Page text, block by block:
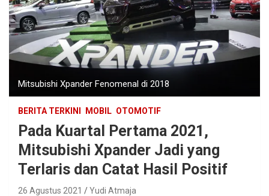
Mitsubishi Xpander Fenomenal di 2018
BERITA TERKINI MOBIL OTOMOTIF
Pada Kuartal Pertama 2021,
Mitsubishi Xpander Jadi yang
Terlaris dan Catat Hasil Positif
26 Agustus 2021 Yudi Atmaja